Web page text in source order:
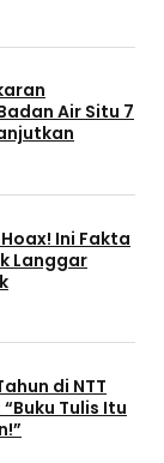
Air Situ 7
Ini Fakta
Langgar
di NTT
Tulis Itu